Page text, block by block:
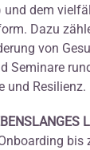
dem
Dazu
von
Seminare
und Resilienz.
bis